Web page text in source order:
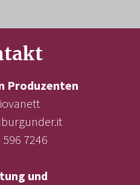
Produzenten
596 7246
und